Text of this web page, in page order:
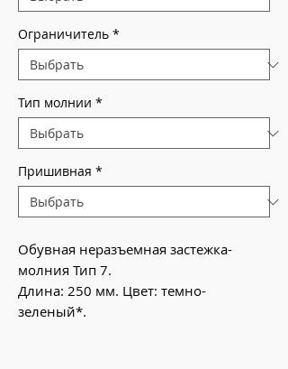
Ограничитель *
Тип молнии *
Пришивная *
Обувная неразъемная застежка-
молния Тип 7.
Длина: 250 мм. Цвет: темно-
зеленый*.